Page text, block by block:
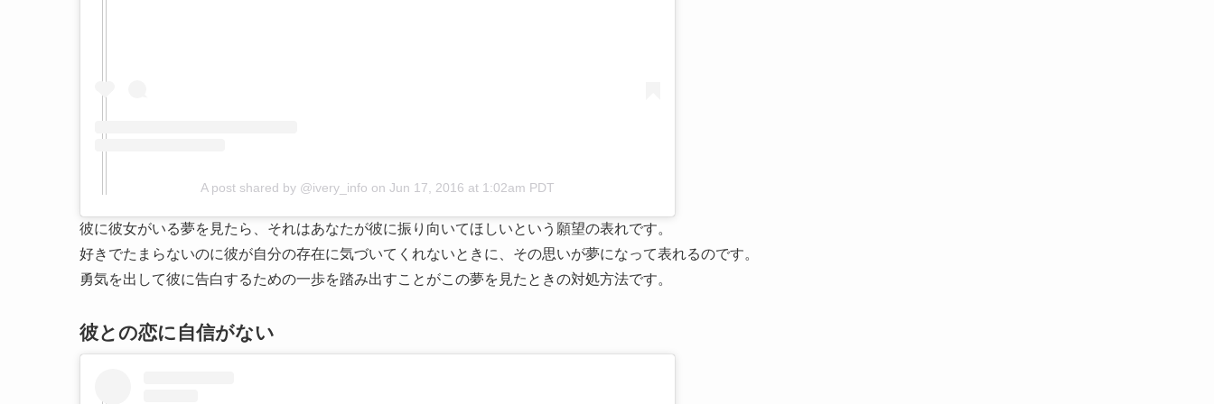
A post shared by @ivery_info on Jun 17, 2016 at 1:02am PDT
彼に彼女がいる夢を見たら、それはあなたが彼に振り向いてほしいという願望の表れです。
好きでたまらないのに彼が自分の存在に気づいてくれないときに、その思いが夢になって表れるのです。
勇気を出して彼に告白するための一歩を踏み出すことがこの夢を見たときの対処方法です。
彼との恋に自信がない